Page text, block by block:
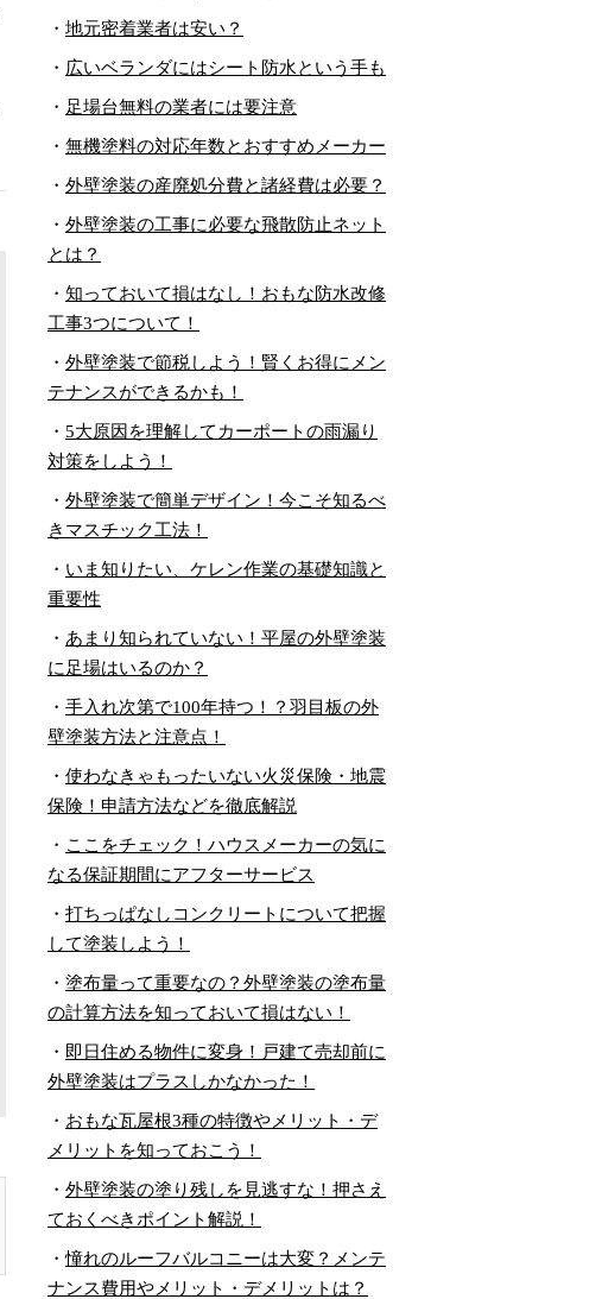
・ 地元密着業者は安い？
・ 広いベランダにはシート防水という手も
・ 足場台無料の業者には要注意
・ 無機塗料の対応年数とおすすめメーカー
・ 外壁塗装の産廃処分費と諸経費は必要？
・ 外壁塗装の工事に必要な飛散防止ネット
とは？
・ 知っておいて損はなし！おもな防水改修
工事3つについて！
・ 外壁塗装で節税しよう！賢くお得にメン
テナンスができるかも！
・ 5大原因を理解してカーポートの雨漏り
対策をしよう！
・ 外壁塗装で簡単デザイン！今こそ知るべ
きマスチック工法！
・ いま知りたい、ケレン作業の基礎知識と
重要性
・ あまり知られていない！平屋の外壁塗装
に足場はいるのか？
・ 手入れ次第で100年持つ！？羽目板の外
壁塗装方法と注意点！
・ 使わなきゃもったいない火災保険・地震
保険！申請方法などを徹底解説
・ ここをチェック！ハウスメーカーの気に
なる保証期間にアフターサービス
・ 打ちっぱなしコンクリートについて把握
して塗装しよう！
・ 塗布量って重要なの？外壁塗装の塗布量
の計算方法を知っておいて損はない！
・ 即日住める物件に変身！戸建て売却前に
外壁塗装はプラスしかなかった！
・ おもな瓦屋根3種の特徴やメリット・デ
メリットを知っておこう！
・ 外壁塗装の塗り残しを見逃すな！押さえ
ておくべきポイント解説！
・憧れのルーフバルコニーは大変？メンテ
ナンス費用やメリット・デメリットは？